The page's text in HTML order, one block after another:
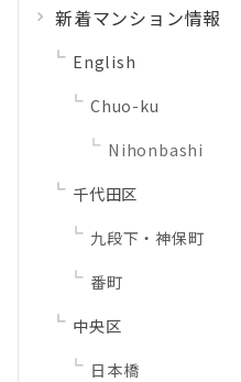
新着マンション情報
English
Chuo-ku
Nihonbashi
千代田区
九段下・神保町
番町
中央区
日本橋